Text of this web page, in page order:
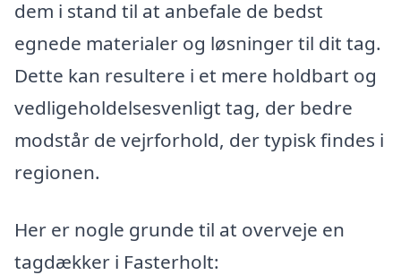
dem i stand til at anbefale de bedst
egnede materialer og løsninger til dit tag.
Dette kan resultere i et mere holdbart og
vedligeholdelsesvenligt tag, der bedre
modstår de vejrforhold, der typisk findes i
regionen.
Her er nogle grunde til at overveje en
tagdækker i Fasterholt: